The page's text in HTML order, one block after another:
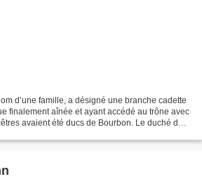
d’une famille, a désigné une branche cadette
finalement aînée et ayant accédé au trône avec
avaient été ducs de Bourbon. Le duché de